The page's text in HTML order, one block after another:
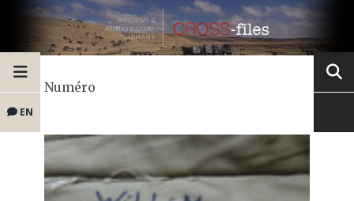
EN
Numéro